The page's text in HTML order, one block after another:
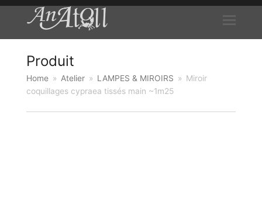
Produit
Home » Atelier » LAMPES & MIROIRS » Miroir
coquillages cypraea tissés main ~1m25